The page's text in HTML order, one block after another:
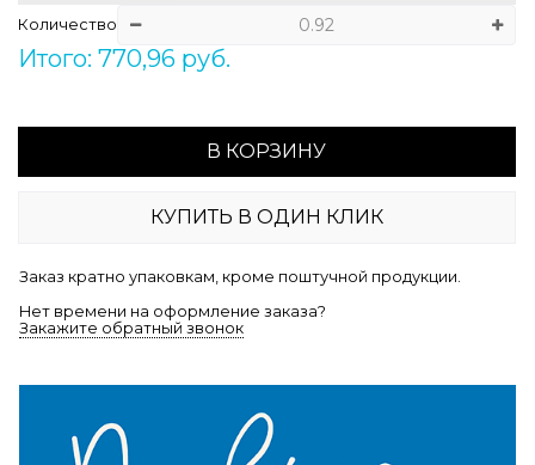
Количество
Итого: 770,96 руб.
В КОРЗИНУ
КУПИТЬ В ОДИН КЛИК
Заказ кратно упаковкам, кроме поштучной продукции.
Нет времени на оформление заказа?
Закажите обратный звонок